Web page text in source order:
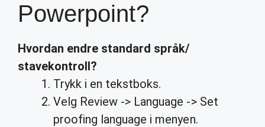
Powerpoint?
Hvordan endre standard språk/
stavekontroll?
Trykk i en tekstboks.
Velg Review -> Language -> Set
proofing language i menyen.